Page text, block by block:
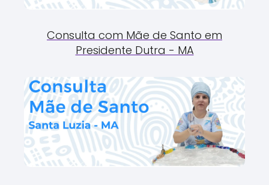
Consulta com Mãe de Santo em
Presidente Dutra - MA